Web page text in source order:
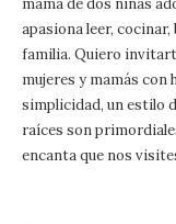
mamá de dos niñas
apasiona leer,
familia. Quiero
mujeres y mamás con
simplicidad, un estilo
raíces son
encanta que nos